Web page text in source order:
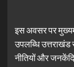
इस अवसर पर
उपलब्धि
नीतियों और